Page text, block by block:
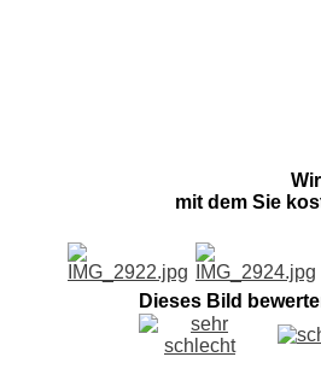
mit dem Sie
Dieses Bild